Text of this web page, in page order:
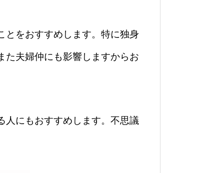
とをおすすめします。特に独身
た夫婦仲にも影響しますからお
人にもおすすめします。不思議